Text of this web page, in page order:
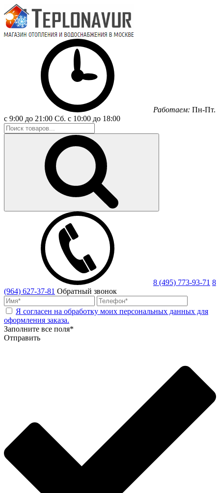
Работаем: Пн-Пт.
с 9:00 до 21:00 Сб. с 10:00 до 18:00
8 (495) 773-93-71 8
(964) 627-37-81 Обратный звонок
Я согласен на обработку моих персональных данных для
оформления заказа.
Заполните все поля*
Отправить